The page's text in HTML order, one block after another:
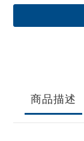
商品描述